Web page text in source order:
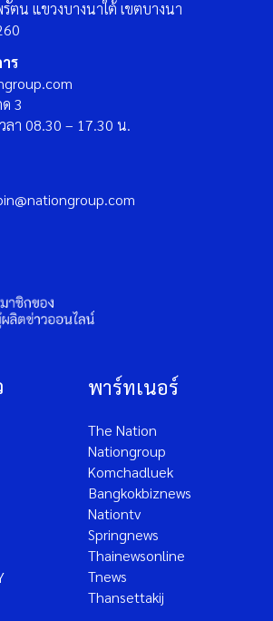
ตน แขวงบางนาใต้ เขตบางนา
ร
3
ลา 08.30 – 17.30 น.
พาร์ทเนอร์
The Nation
Nationgroup
Komchadluek
Bangkokbiznews
Nationtv
Springnews
Thainewsonline
Tnews
Thansettakij